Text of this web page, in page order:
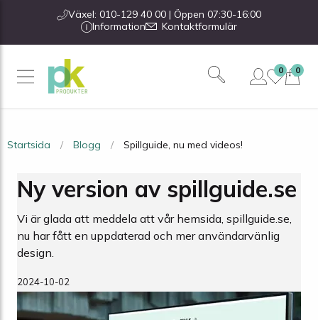
Växel: 010-129 40 00 | Öppen 07:30-16:00
Information
Kontaktformulär
0
0
Startsida Blogg Spillguide, nu med videos!
Ny version av spillguide.se
Vi är glada att meddela att vår hemsida, spillguide.se,
nu har fått en uppdaterad och mer användarvänlig
design.
2024-10-02